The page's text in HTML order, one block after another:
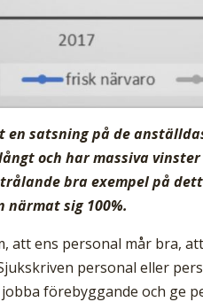
satsning på de
och har massiva
bra exempel på
sig 100%.
att ens personal mår bra,
personal eller
förebyggande och ge